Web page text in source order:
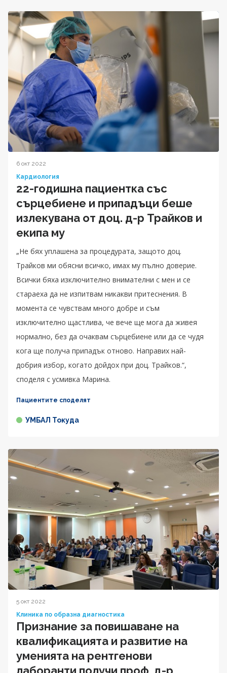
6 окт 2022
Кардиология
22-годишна пациентка със
сърцебиене и припадъци беше
излекувана от доц. д-р Трайков и
екипа му
„Не бях уплашена за процедурата, защото доц.
Трайков ми обясни всичко, имах му пълно доверие.
Всички бяха изключително внимателни с мен и се
стараеха да не изпитвам никакви притеснения. В
момента се чувствам много добре и съм
изключително щастлива, че вече ще мога да живея
нормално, без да очаквам сърцебиене или да се чудя
кога ще получа припадък отново. Направих най-
добрия избор, когато дойдох при доц. Трайков.“,
споделя с усмивка Марина.
Пациентите споделят
УМБАЛ Токуда
5 окт 2022
Клиника по образна диагностика
Признание за повишаване на
квалификацията и развитие на
уменията на рентгенови